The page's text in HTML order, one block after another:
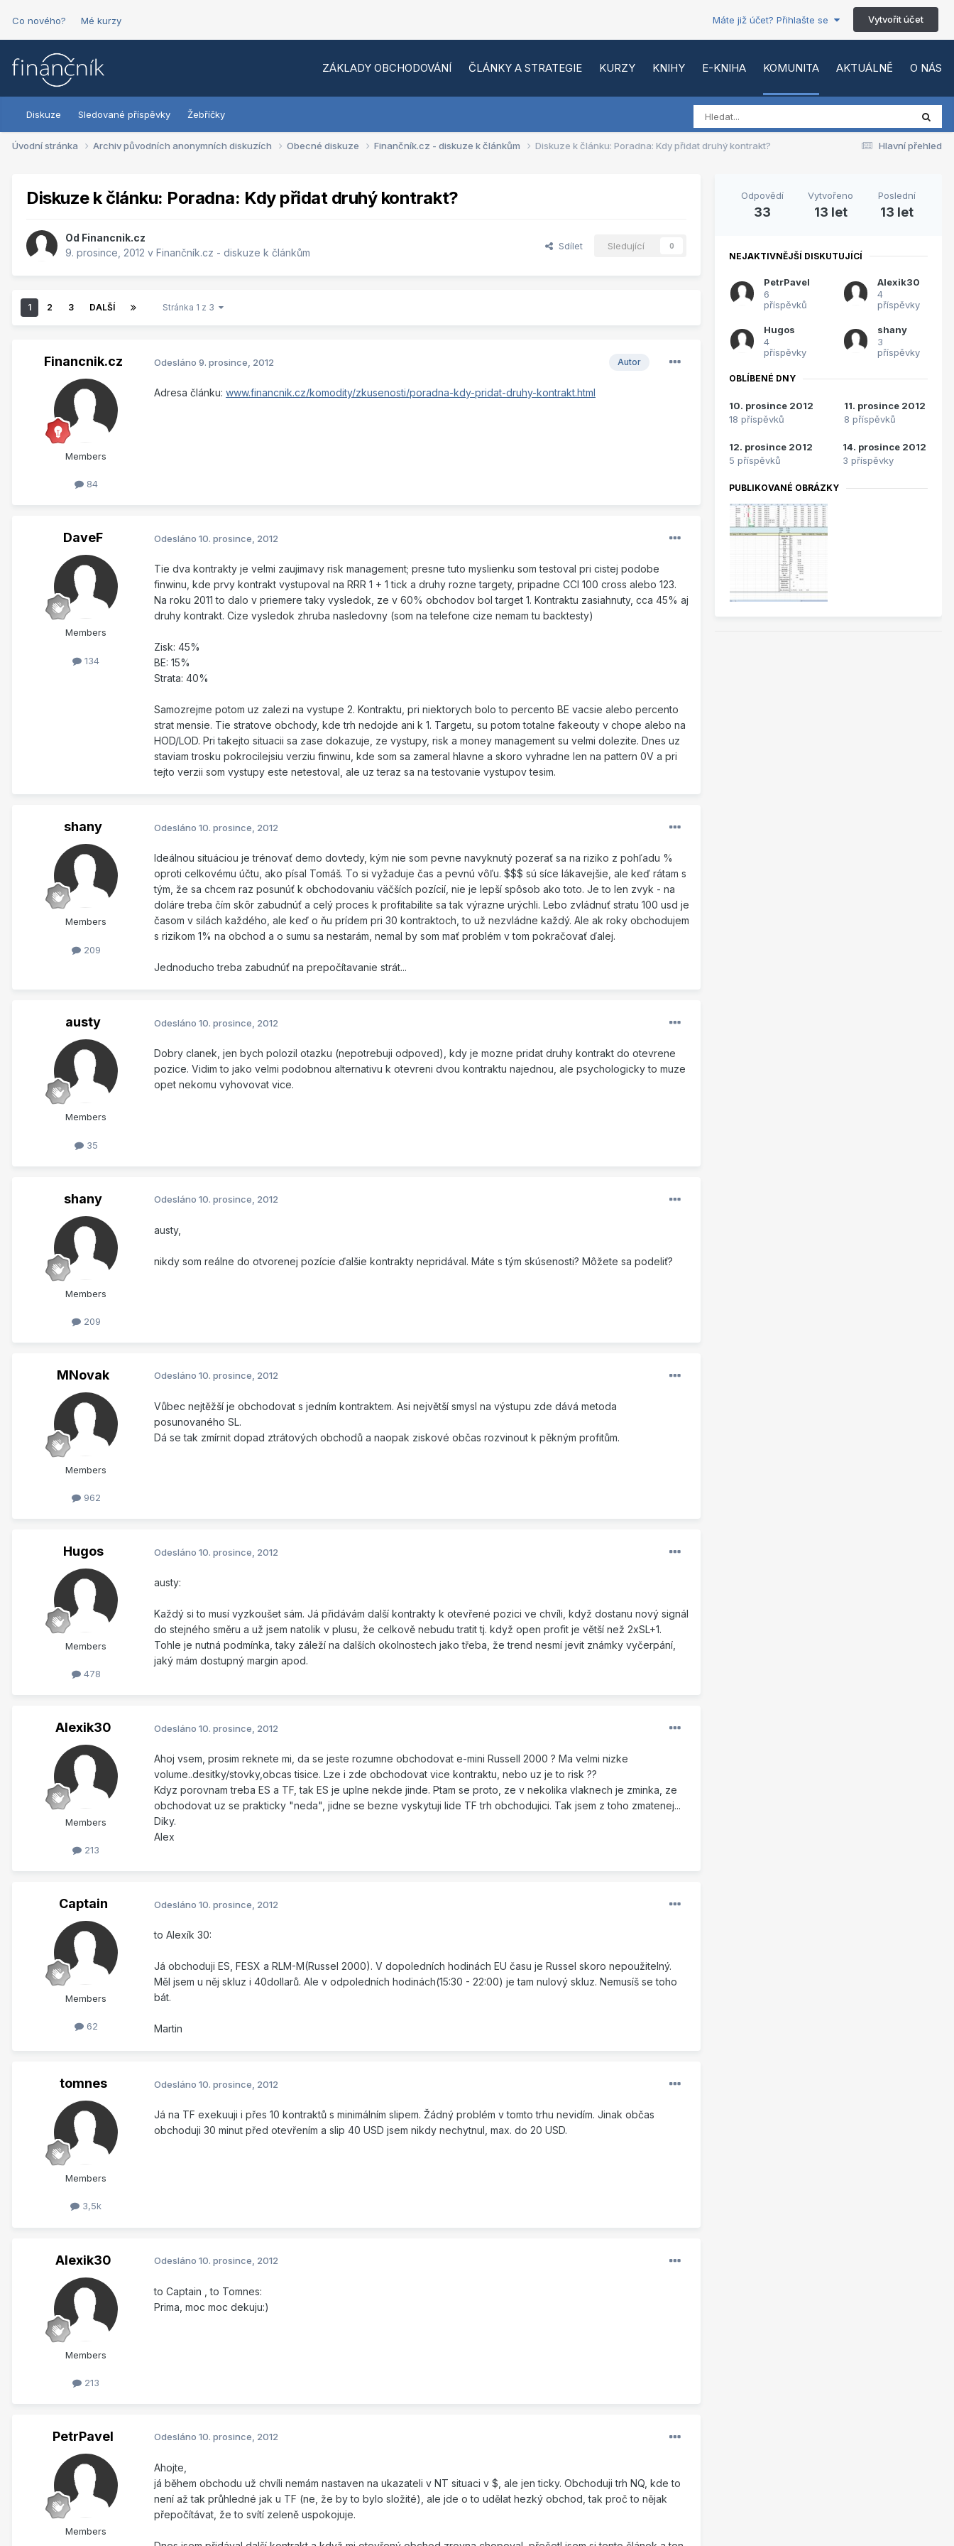
Co nového? Mé kurzy Máte již účet? Přihlašte se Vytvořit účet
ZÁKLADY OBCHODOVÁNÍ ČLÁNKY A STRATEGIE KURZY KNIHY E-KNIHA KOMUNITA AKTUÁLNĚ O NÁS
Diskuze Sledované příspěvky Žebříčky
Hlavní přehled
Úvodní stránka Archiv původních anonymních diskuzích Obecné diskuze Finančník.cz - diskuze k článkům Diskuze k článku: Poradna: Kdy přidat druhý kontrakt?
Diskuze k článku: Poradna: Kdy přidat druhý kontrakt?
Od Financnik.cz
9. prosince, 2012 v Finančník.cz - diskuze k článkům
Sdílet Sledující 0
1 2 3 DALŠÍ Stránka 1 z 3
Financnik.cz
Members
84
Autor
Odesláno 9. prosince, 2012
Adresa článku: www.financnik.cz/komodity/zkusenosti/poradna-kdy-pridat-druhy-kontrakt.html
DaveF
Members
134
Odesláno 10. prosince, 2012
Tie dva kontrakty je velmi zaujimavy risk management; presne tuto myslienku som testoval pri cistej podobe
finwinu, kde prvy kontrakt vystupoval na RRR 1 + 1 tick a druhy rozne targety, pripadne CCI 100 cross alebo 123.
Na roku 2011 to dalo v priemere taky vysledok, ze v 60% obchodov bol target 1. Kontraktu zasiahnuty, cca 45% aj
druhy kontrakt. Cize vysledok zhruba nasledovny (som na telefone cize nemam tu backtesty)
Zisk: 45%
BE: 15%
Strata: 40%
Samozrejme potom uz zalezi na vystupe 2. Kontraktu, pri niektorych bolo to percento BE vacsie alebo percento
strat mensie. Tie stratove obchody, kde trh nedojde ani k 1. Targetu, su potom totalne fakeouty v chope alebo na
HOD/LOD. Pri takejto situacii sa zase dokazuje, ze vystupy, risk a money management su velmi dolezite. Dnes uz
staviam trosku pokrocilejsiu verziu finwinu, kde som sa zameral hlavne a skoro vyhradne len na pattern 0V a pri
tejto verzii som vystupy este netestoval, ale uz teraz sa na testovanie vystupov tesim.
shany
Members
209
Odesláno 10. prosince, 2012
Ideálnou situáciou je trénovať demo dovtedy, kým nie som pevne navyknutý pozerať sa na riziko z pohľadu %
oproti celkovému účtu, ako písal Tomáš. To si vyžaduje čas a pevnú vôľu. $$$ sú síce lákavejšie, ale keď rátam s
tým, že sa chcem raz posunúť k obchodovaniu väčších pozícií, nie je lepší spôsob ako toto. Je to len zvyk - na
doláre treba čím skôr zabudnúť a celý proces k profitabilite sa tak výrazne urýchli. Lebo zvládnuť stratu 100 usd je
časom v silách každého, ale keď o ňu prídem pri 30 kontraktoch, to už nezvládne každý. Ale ak roky obchodujem
s rizikom 1% na obchod a o sumu sa nestarám, nemal by som mať problém v tom pokračovať ďalej.
Jednoducho treba zabudnúť na prepočítavanie strát...
austy
Members
35
Odesláno 10. prosince, 2012
Dobry clanek, jen bych polozil otazku (nepotrebuji odpoved), kdy je mozne pridat druhy kontrakt do otevrene
pozice. Vidim to jako velmi podobnou alternativu k otevreni dvou kontraktu najednou, ale psychologicky to muze
opet nekomu vyhovovat vice.
shany
Members
209
Odesláno 10. prosince, 2012
austy,
nikdy som reálne do otvorenej pozície ďalšie kontrakty nepridával. Máte s tým skúsenosti? Môžete sa podeliť?
MNovak
Members
962
Odesláno 10. prosince, 2012
Vůbec nejtěžší je obchodovat s jedním kontraktem. Asi největší smysl na výstupu zde dává metoda
posunovaného SL.
Dá se tak zmírnit dopad ztrátových obchodů a naopak ziskové občas rozvinout k pěkným profitům.
Hugos
Members
478
Odesláno 10. prosince, 2012
austy:
Každý si to musí vyzkoušet sám. Já přidávám další kontrakty k otevřené pozici ve chvíli, když dostanu nový signál
do stejného směru a už jsem natolik v plusu, že celkově nebudu tratit tj. když open profit je větší než 2xSL+1.
Tohle je nutná podmínka, taky záleží na dalších okolnostech jako třeba, že trend nesmí jevit známky vyčerpání,
jaký mám dostupný margin apod.
Alexik30
Members
213
Odesláno 10. prosince, 2012
Ahoj vsem, prosim reknete mi, da se jeste rozumne obchodovat e-mini Russell 2000 ? Ma velmi nizke
volume..desitky/stovky,obcas tisice. Lze i zde obchodovat vice kontraktu, nebo uz je to risk ??
Kdyz porovnam treba ES a TF, tak ES je uplne nekde jinde. Ptam se proto, ze v nekolika vlaknech je zminka, ze
obchodovat uz se prakticky "neda", jidne se bezne vyskytuji lide TF trh obchodujici. Tak jsem z toho zmatenej...
Diky.
Alex
Captain
Members
62
Odesláno 10. prosince, 2012
to Alexík 30:
Já obchoduji ES, FESX a RLM-M(Russel 2000). V dopoledních hodinách EU času je Russel skoro nepoužitelný.
Měl jsem u něj skluz i 40dollarů. Ale v odpoledních hodinách(15:30 - 22:00) je tam nulový skluz. Nemusíš se toho
bát.
Martin
tomnes
Members
3,5k
Odesláno 10. prosince, 2012
Já na TF exekuuji i přes 10 kontraktů s minimálním slipem. Žádný problém v tomto trhu nevidím. Jinak občas
obchoduji 30 minut před otevřením a slip 40 USD jsem nikdy nechytnul, max. do 20 USD.
Alexik30
Members
213
Odesláno 10. prosince, 2012
to Captain , to Tomnes:
Prima, moc moc dekuju:)
PetrPavel
Members
Odesláno 10. prosince, 2012
Ahojte,
já během obchodu už chvíli nemám nastaven na ukazateli v NT situaci v $, ale jen ticky. Obchoduji trh NQ, kde to
není až tak průhledné jak u TF (ne, že by to bylo složité), ale jde o to udělat hezký obchod, tak proč to nějak
přepočítávat, že to svítí zeleně uspokojuje.
Odpovědí
33
Vytvořeno
13 let
Poslední
13 let
NEJAKTIVNĚJŠÍ DISKUTUJÍCÍ
PetrPavel
6
příspěvků
Alexik30
4
příspěvky
Hugos
4
příspěvky
shany
3
příspěvky
OBLÍBENÉ DNY
10. prosince 2012
18 příspěvků
11. prosince 2012
8 příspěvků
12. prosince 2012
5 příspěvků
14. prosince 2012
3 příspěvky
PUBLIKOVANÉ OBRÁZKY